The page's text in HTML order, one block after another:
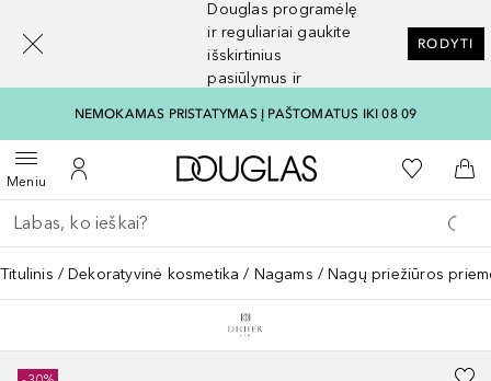
Douglas programėlę
ir reguliariai gaukite
išskirtinius
pasiūlymus ir
RODYTI
NEMOKAMAS PRISTATYMAS Į PAŠTOMATUS IKI 08 09
MeniuAtidaryti meniuĮ mano paskyrą
Į Douglas pagrindinį
Į mano
Į
Grįžk atgal
Vykdykite paiešką
Titulinis Dekoratyvinė kosmetika Nagams Nagų priežiūros
[navigation.slideout.screenreader]